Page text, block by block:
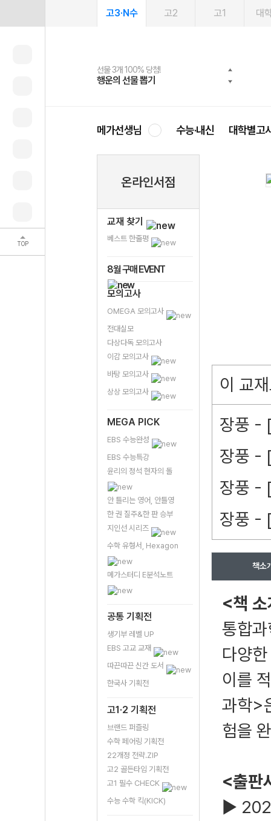
TOP
고3·N수 고2 고1 대
선물 3개 100% 당첨!
행운의 선물 뽑기
선물 100% 증정!
메가스터디 X 올리브
여름방학 스터디 캐시백
메가런 썸머스쿨
2027 러셀 단과
강사 공개선발
스마트러닝앱
설문 EVENT
메가패스
3일 무료 체험권
메가패스 수강생 무료혜택!
메가클럽 멤버십
사회공헌 캠페인
희망이룸 메가나눔
메가선생님 수능·내신 대학별고
온라인서점
교재 찾기
베스트 한줄평
8월 구매 EVENT
모의고사
OMEGA 모의고사
전대실모
다상다독 모의고사
이감 모의고사
바탕 모의고사
상상 모의고사
MEGA PICK
EBS 수능완성
EBS 수능특강
윤리의 정석 현자의 돌
안 틀리는 영어, 안틀영
한 권 질주&한 판 승부
지인선 시리즈
수학 유형서, Hexagon
메가스터디 E분석노트
공통 기획전
생기부 레벨 UP
EBS 고교 교재
따끈따끈 신간 도서
한국사 기획전
고1·2 기획전
브랜드 퍼즐링
수학 페어링 기획전
22개정 전략.ZIP
고2 골든타임 기획전
고1 필수 CHECK
수능 수학 킥(KICK)
이 교
장풍 -
장풍 -
장풍 -
장풍 -
책소
<책
통합
다양
이를
과학>
험을
<출판
▶